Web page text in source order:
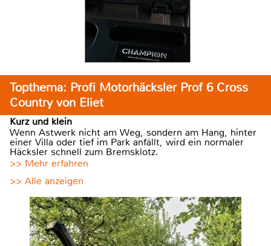
Topthema: Profi Motorhäcksler Prof 6 Cross
Country von Eliet
Kurz und klein
Wenn Astwerk nicht am Weg, sondern am Hang, hinter
einer Villa oder tief im Park anfällt, wird ein normaler
Häcksler schnell zum Bremsklotz.
>> Mehr erfahren
>> Alle anzeigen